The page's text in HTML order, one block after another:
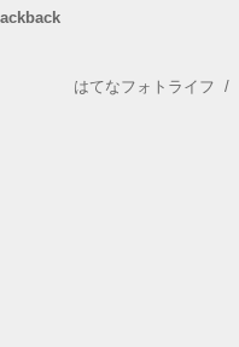
はてなフォトライフ /